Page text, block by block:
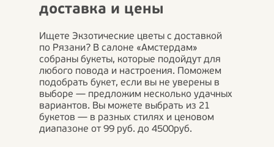
доставка и цены
Ищете Экзотические цветы с доставкой
по Рязани? В салоне «Амстердам»
собраны букеты, которые подойдут для
любого повода и настроения. Поможем
подобрать букет, если вы не уверены в
выборе — предложим несколько удачных
вариантов. Вы можете выбрать из 21
букетов — в разных стилях и ценовом
диапазоне от 99 руб. до 4500руб.